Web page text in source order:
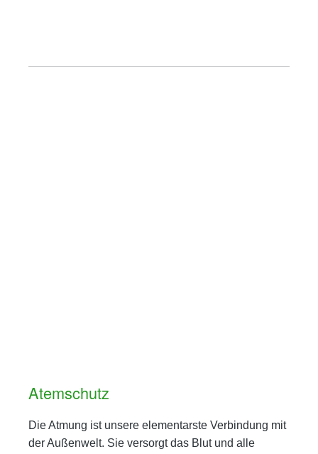
Atemschutz
Die Atmung ist unsere elementarste Verbindung mit
der Außenwelt. Sie versorgt das Blut und alle